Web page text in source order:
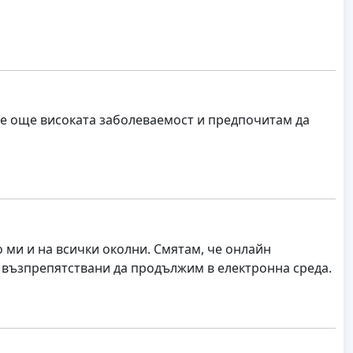
още високата заболеваемост и предпочитам да
и на всички околни. Смятам, че онлайн
да продължим в електронна среда.